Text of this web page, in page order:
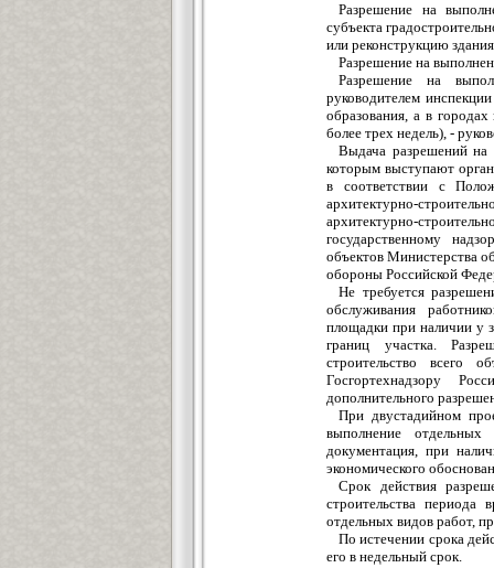
Разрешение на
субъекта
или реконструкцию
Разрешение на
Разрешение на
руководителем
образования, а в
более трех недель), -
Выдача разрешений на
которым выступают
в соответствии с
архитектурно-
архитектурно-
государственному
объектов Министерства
обороны Российской
Не требуется
обслуживания
площадки при наличии у
границ участка.
строительство всего
Госгортехнадзору
дополнительного
При двустадийном
выполнение
документация, при
экономического
Срок действия
строительства периода
отдельных видов работ,
По истечении срока
его в недельный срок.